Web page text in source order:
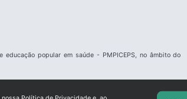
popular em saúde - PMPICEPS, no âmbito do